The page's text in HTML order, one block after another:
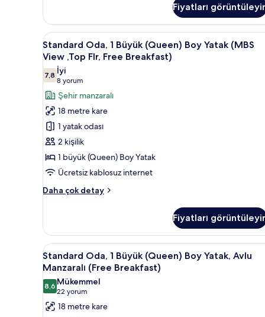
Yatak,
Engellilere
Uygun
(Free
Breakfast)
hakkında
daha
fazla
detay
Fiyatları
Standard
Oda,
1
Büyük
(Queen)
Boy
Yatak
(MBS
View
,Top
Flr,
Free
tüm
fotoğrafları
görün
Standard Oda, 1 Büyük
8
Standard Oda, 1 Büyük (Queen) Boy Yatak (MBS
View ,Top Flr, Free Breakfast)
7,87,8 / 10
İyi
8 yorum
(8
yorum)
Şehir manzaralı
18 metre kare
1 yatak odası
2 kişilik
1 büyük (Queen) Boy Yatak
Ücretsiz kablosuz internet
Daha çok detay
Standard
(Queen)
Boy
Yatak
(MBS
,Top
Flr,
Free
Fiyatları
Standard
Oda,
1
Büyük
(Queen)
Kaliteli yatak takımı, yastık
6
Standard Oda, 1 Büyük (Queen) Boy Yatak, Avlu
Manzaralı (Free Breakfast)
8,68,6 / 10
Mükemmel
22 yorum
(22
yorum)
18 metre kare